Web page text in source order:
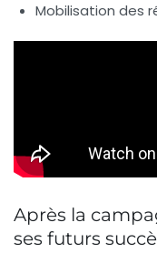
Mobilisation des
Après la
ses futurs